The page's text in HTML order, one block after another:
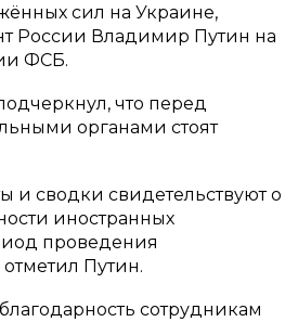
сил на Украине,
России Владимир Путин на
ФСБ.
что перед
органами стоят
и сводки свидетельствуют о
иностранных
проведения
Путин.
сотрудникам